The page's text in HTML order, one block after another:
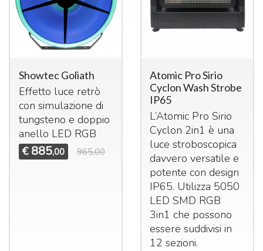
Showtec Goliath
Effetto luce retrò
con simulazione di
tungsteno e doppio
anello LED RGB
€ 885,00 965,00
Atomic Pro Sirio
Cyclon Wash Strobe
IP65
L’Atomic Pro Sirio
Cyclon 2in1 è una
luce stroboscopica
davvero versatile e
potente con design
IP65. Utilizza 5050
LED SMD RGB
3in1 che possono
essere suddivisi in
12 sezioni.